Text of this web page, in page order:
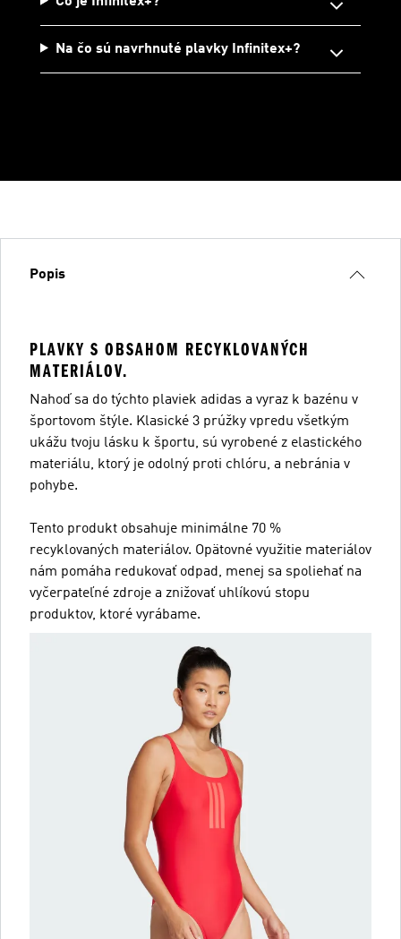
Na čo sú navrhnuté plavky Infinitex+?
Popis
PLAVKY S OBSAHOM RECYKLOVANÝCH
MATERIÁLOV.
Nahoď sa do týchto plaviek adidas a vyraz k bazénu v
športovom štýle. Klasické 3 prúžky vpredu všetkým
ukážu tvoju lásku k športu, sú vyrobené z elastického
materiálu, ktorý je odolný proti chlóru, a nebránia v
pohybe.
Tento produkt obsahuje minimálne 70 %
recyklovaných materiálov. Opätovné využitie materiálov
nám pomáha redukovať odpad, menej sa spoliehať na
vyčerpateľné zdroje a znižovať uhlíkovú stopu
produktov, ktoré vyrábame.